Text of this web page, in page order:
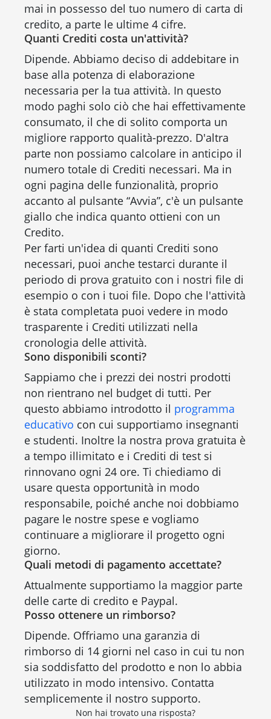
mai in possesso del tuo numero di carta di
credito, a parte le ultime 4 cifre.
Quanti Crediti costa un'attività?
Dipende. Abbiamo deciso di addebitare in
base alla potenza di elaborazione
necessaria per la tua attività. In questo
modo paghi solo ciò che hai effettivamente
consumato, il che di solito comporta un
migliore rapporto qualità-prezzo. D'altra
parte non possiamo calcolare in anticipo il
numero totale di Crediti necessari. Ma in
ogni pagina delle funzionalità, proprio
accanto al pulsante “Avvia”, c'è un pulsante
giallo che indica quanto ottieni con un
Credito.
Per farti un'idea di quanti Crediti sono
necessari, puoi anche testarci durante il
periodo di prova gratuito con i nostri file di
esempio o con i tuoi file. Dopo che l'attività
è stata completata puoi vedere in modo
trasparente i Crediti utilizzati nella
cronologia delle attività.
Sono disponibili sconti?
Sappiamo che i prezzi dei nostri prodotti
non rientrano nel budget di tutti. Per
questo abbiamo introdotto il programma
educativo con cui supportiamo insegnanti
e studenti. Inoltre la nostra prova gratuita è
a tempo illimitato e i Crediti di test si
rinnovano ogni 24 ore. Ti chiediamo di
usare questa opportunità in modo
responsabile, poiché anche noi dobbiamo
pagare le nostre spese e vogliamo
continuare a migliorare il progetto ogni
giorno.
Quali metodi di pagamento accettate?
Attualmente supportiamo la maggior parte
delle carte di credito e Paypal.
Posso ottenere un rimborso?
Dipende. Offriamo una garanzia di
rimborso di 14 giorni nel caso in cui tu non
sia soddisfatto del prodotto e non lo abbia
utilizzato in modo intensivo. Contatta
semplicemente il nostro supporto.
Non hai trovato una risposta?